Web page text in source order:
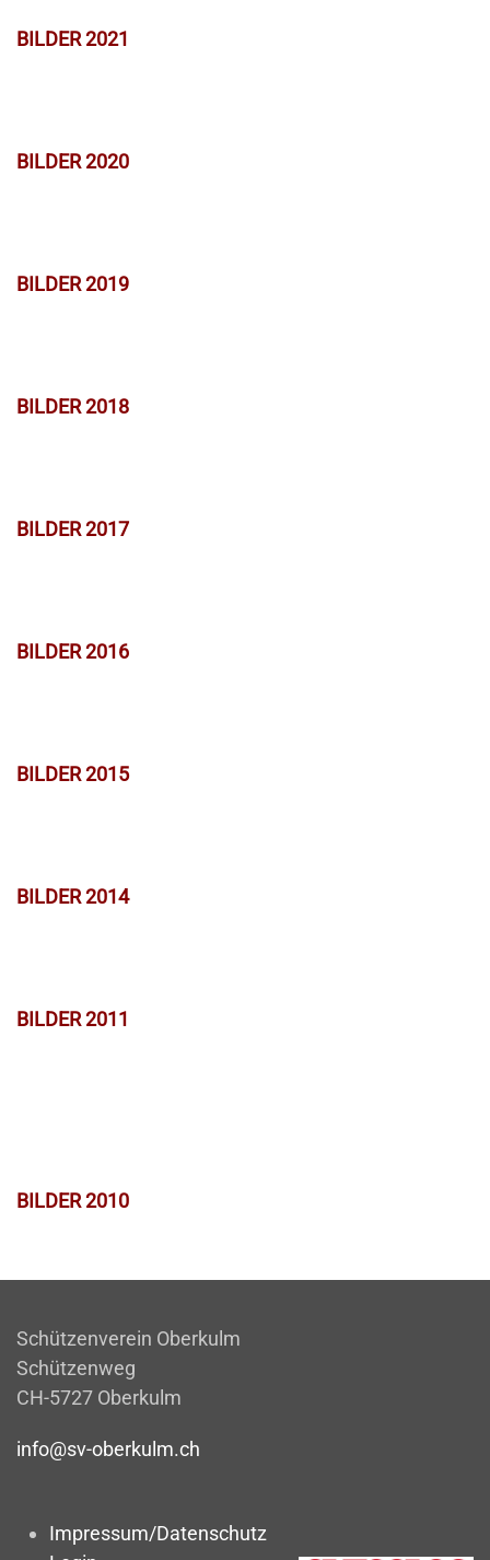
BILDER 2021
BILDER 2020
BILDER 2019
BILDER 2018
BILDER 2017
BILDER 2016
BILDER 2015
BILDER 2014
BILDER 2011
BILDER 2010
Schützenverein Oberkulm
Schützenweg
CH-5727 Oberkulm
info@sv-oberkulm.ch
Impressum/Datenschutz